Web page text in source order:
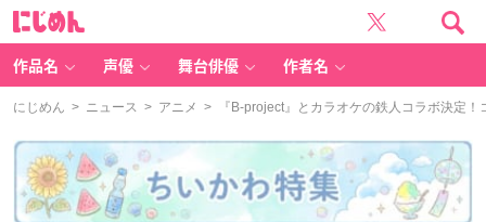
作品名 声優 舞台俳優 作者名
にじめん > ニュース > アニメ > 『B-project』とカラオケの鉄人コラボ決定！